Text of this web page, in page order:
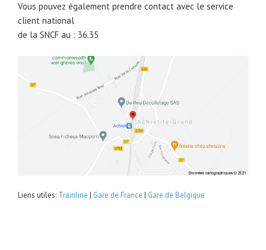
Vous pouvez également prendre contact avec le service
client national
de la SNCF au : 36.35
Liens utiles: Trainline | Gare de France | Gare de Belgique